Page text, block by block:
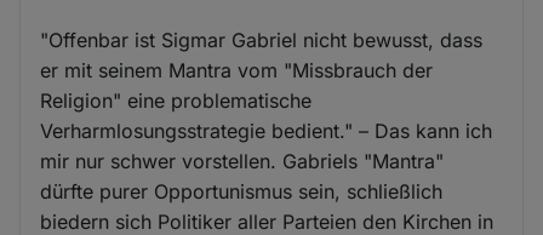
"Offenbar ist Sigmar Gabriel nicht bewusst, dass
er mit seinem Mantra vom "Missbrauch der
Religion" eine problematische
Verharmlosungsstrategie bedient." – Das kann ich
mir nur schwer vorstellen. Gabriels "Mantra"
dürfte purer Opportunismus sein, schließlich
biedern sich Politiker aller Parteien den Kirchen in